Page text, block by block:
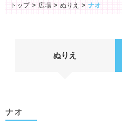
トップ 広場 ぬりえ ナオ
ぬりえ
ナオ